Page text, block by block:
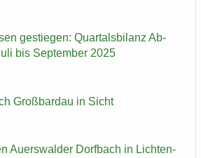
ge­stie­gen: Quar­tals­bi­lanz Ab­
bis Sep­tem­ber 2025
Groß­bardau in Sicht
Au­ers­wal­der Dorf­bach in Lich­ten­